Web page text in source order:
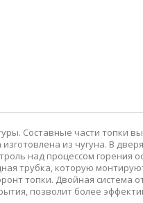
Составные части топки
​​из чугуна. В
над процессом горения
трубка, которую
топки. Двойная система
позволит более